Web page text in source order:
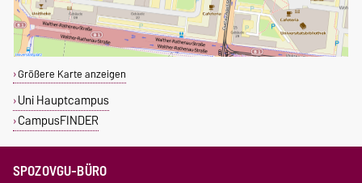
Größere Karte anzeigen
Uni Hauptcampus
CampusFINDER
SPOZOVGU-BÜRO